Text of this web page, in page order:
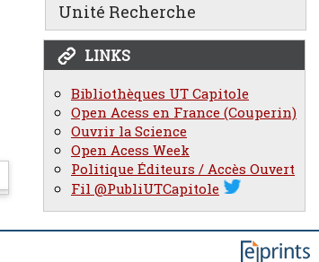
Unité Recherche
LINKS
Bibliothèques UT Capitole
Open Acess en France (Couperin)
Ouvrir la Science
Open Acess Week
Politique Éditeurs / Accès Ouvert
Fil @PubliUTCapitole